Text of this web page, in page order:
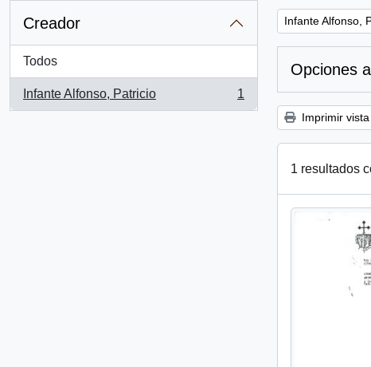
Creador
Todos
Infante Alfonso, Patricio
, 1 resultados
1
Remove filter:
Infante Alfonso,
Opciones
Imprimir
1 resultados